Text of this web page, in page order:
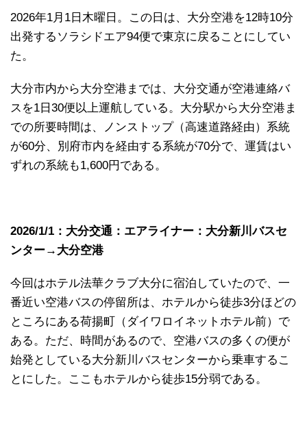
2026年1月1日木曜日。この日は、大分空港を12時10分
出発するソラシドエア94便で東京に戻ることにしてい
た。
大分市内から大分空港までは、大分交通が空港連絡バ
スを1日30便以上運航している。大分駅から大分空港ま
での所要時間は、ノンストップ（高速道路経由）系統
が60分、別府市内を経由する系統が70分で、運賃はい
ずれの系統も1,600円である。
2026/1/1：大分交通：エアライナー：大分新川バスセ
ンター→大分空港
今回はホテル法華クラブ大分に宿泊していたので、一
番近い空港バスの停留所は、ホテルから徒歩3分ほどの
ところにある荷揚町（ダイワロイネットホテル前）で
ある。ただ、時間があるので、空港バスの多くの便が
始発としている大分新川バスセンターから乗車するこ
とにした。ここもホテルから徒歩15分弱である。